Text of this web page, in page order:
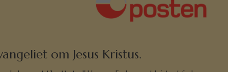
om Jesus Kristus.